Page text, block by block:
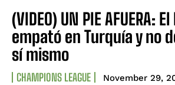
(VIDEO) UN PIE AFUERA:
empató en Turquía y no
sí mismo
CHAMPIONS LEAGUE November 29,